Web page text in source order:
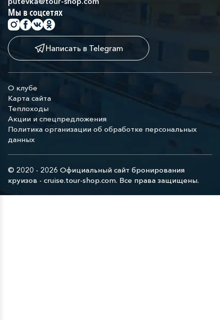
Мы в соцсетях
Написать в Telegram
О клубе
Карта сайта
Теплоходы
Акции и спецпредложения
Политика организации об обработке персональных
данных
© 2020 - 2026 Официальный сайт бронирования
круизов - cruise.tour-shop.com. Все права защищены.